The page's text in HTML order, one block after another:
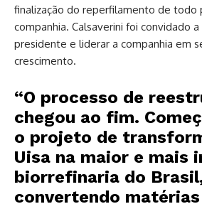
finalização do reperfilamento de todo
companhia. Calsaverini foi convidado
presidente e liderar a companhia em
crescimento.
“O processo de
chegou ao fim.
o projeto de
Uisa na maior e mais
biorrefinaria do
convertendo